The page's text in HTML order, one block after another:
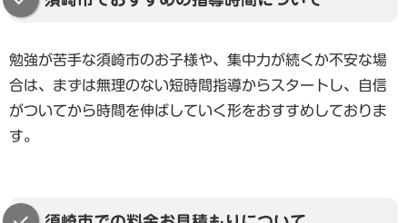
勉強が苦手な須崎市のお子様や、集中力が続くか不安な場
合は、まずは無理のない短時間指導からスタートし、自信
がついてから時間を伸ばしていく形をおすすめしておりま
す。